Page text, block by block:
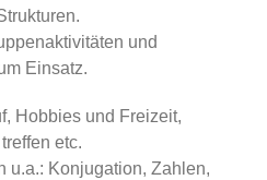
und
Einsatz.
Hobbies und Freizeit,
etc.
u.a.: Konjugation, Zahlen,